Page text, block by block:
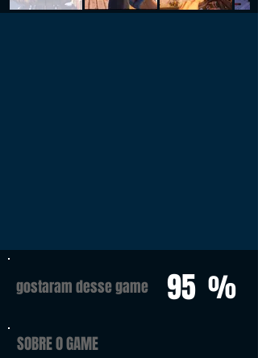
gostaram desse game 95 %
SOBRE O GAME